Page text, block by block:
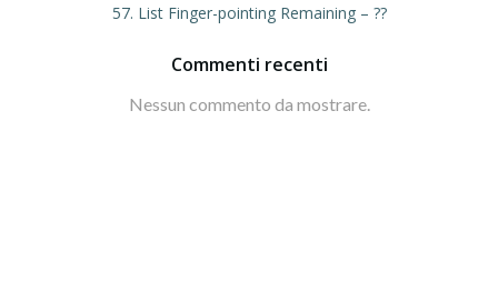
57. List Finger-pointing Remaining – ??
Commenti recenti
Nessun commento da mostrare.